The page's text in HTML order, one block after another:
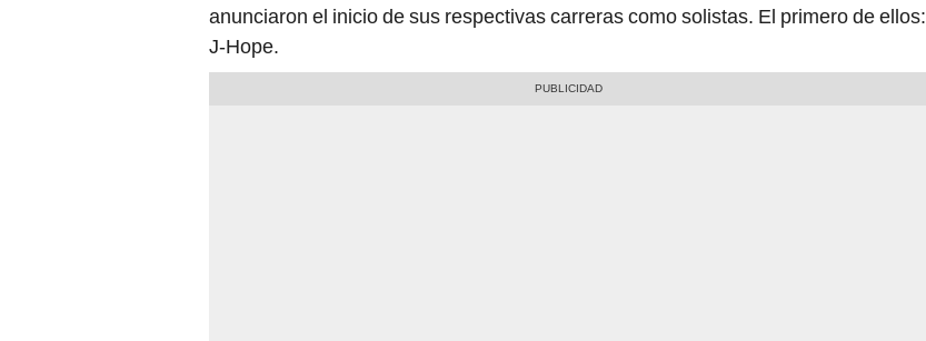
anunciaron el inicio de sus respectivas carreras como solistas. El primero de ellos:
J-Hope.